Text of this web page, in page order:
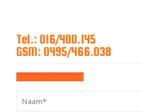
Tel.: 016/400.145
GSM: 0495/466.038